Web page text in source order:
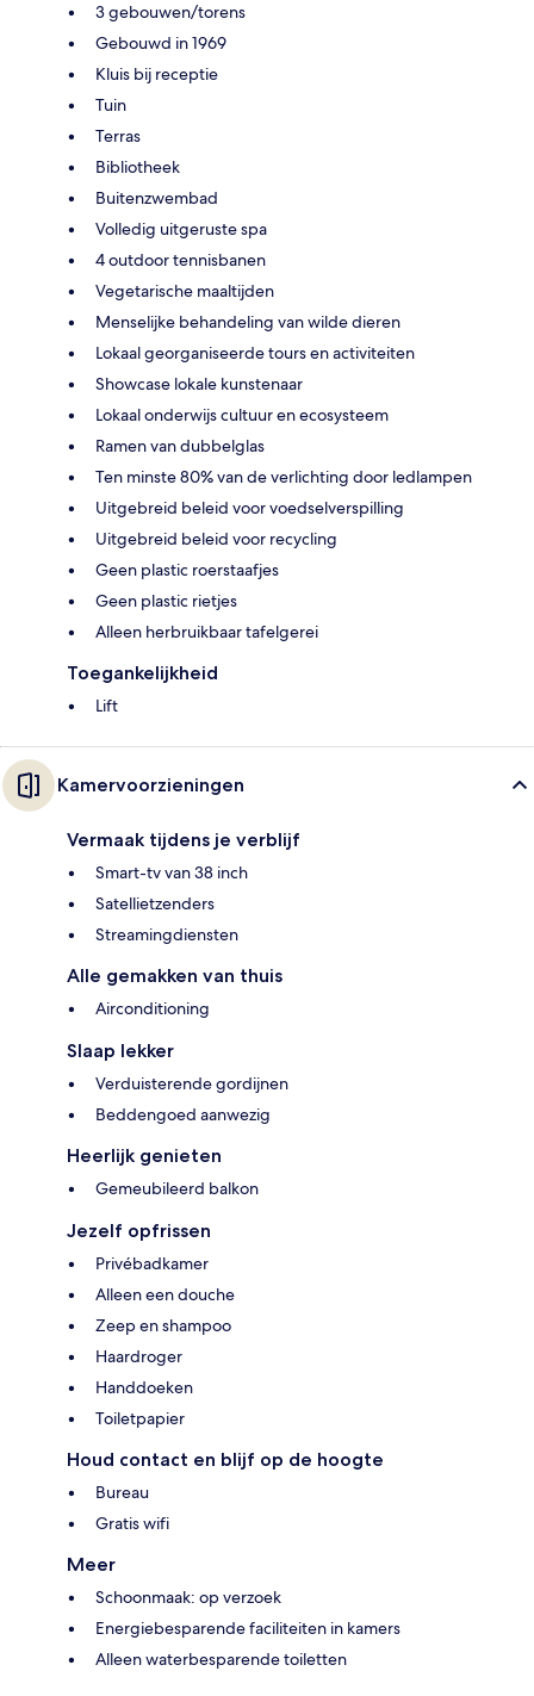
3 gebouwen/torens
Gebouwd in 1969
Kluis bij receptie
Tuin
Terras
Bibliotheek
Buitenzwembad
Volledig uitgeruste spa
4 outdoor tennisbanen
Vegetarische maaltijden
Menselijke behandeling van wilde dieren
Lokaal georganiseerde tours en activiteiten
Showcase lokale kunstenaar
Lokaal onderwijs cultuur en ecosysteem
Ramen van dubbelglas
Ten minste 80% van de verlichting door ledlampen
Uitgebreid beleid voor voedselverspilling
Uitgebreid beleid voor recycling
Geen plastic roerstaafjes
Geen plastic rietjes
Alleen herbruikbaar tafelgerei
Toegankelijkheid
Lift
Kamervoorzieningen
Vermaak tijdens je verblijf
Smart-tv van 38 inch
Satellietzenders
Streamingdiensten
Alle gemakken van thuis
Airconditioning
Slaap lekker
Verduisterende gordijnen
Beddengoed aanwezig
Heerlijk genieten
Gemeubileerd balkon
Jezelf opfrissen
Privébadkamer
Alleen een douche
Zeep en shampoo
Haardroger
Handdoeken
Toiletpapier
Houd contact en blijf op de hoogte
Bureau
Gratis wifi
Meer
Schoonmaak: op verzoek
Energiebesparende faciliteiten in kamers
Alleen waterbesparende toiletten